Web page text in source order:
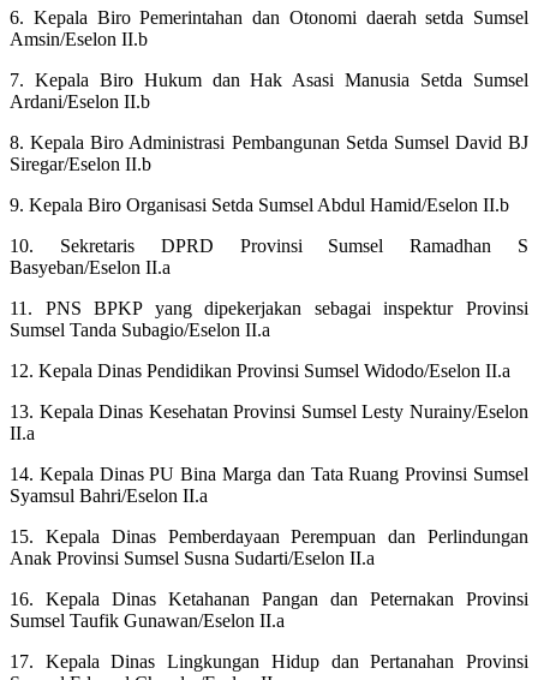
6. Kepala Biro Pemerintahan dan Otonomi daerah setda Sumsel
Amsin/Eselon II.b
7. Kepala Biro Hukum dan Hak Asasi Manusia Setda Sumsel
Ardani/Eselon II.b
8. Kepala Biro Administrasi Pembangunan Setda Sumsel David BJ
Siregar/Eselon II.b
9. Kepala Biro Organisasi Setda Sumsel Abdul Hamid/Eselon II.b
10. Sekretaris DPRD Provinsi Sumsel Ramadhan S
Basyeban/Eselon II.a
11. PNS BPKP yang dipekerjakan sebagai inspektur Provinsi
Sumsel Tanda Subagio/Eselon II.a
12. Kepala Dinas Pendidikan Provinsi Sumsel Widodo/Eselon II.a
13. Kepala Dinas Kesehatan Provinsi Sumsel Lesty Nurainy/Eselon
II.a
14. Kepala Dinas PU Bina Marga dan Tata Ruang Provinsi Sumsel
Syamsul Bahri/Eselon II.a
15. Kepala Dinas Pemberdayaan Perempuan dan Perlindungan
Anak Provinsi Sumsel Susna Sudarti/Eselon II.a
16. Kepala Dinas Ketahanan Pangan dan Peternakan Provinsi
Sumsel Taufik Gunawan/Eselon II.a
17. Kepala Dinas Lingkungan Hidup dan Pertanahan Provinsi